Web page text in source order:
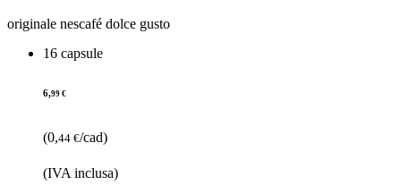
originale nescafé dolce gusto
16 capsule
6,99 €
(0,44 €/cad)
(IVA inclusa)